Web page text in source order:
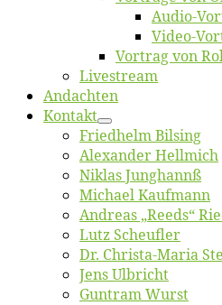
Au­dio-
Vi­deo-
Vor­trag von
Live­stream
An­dach­ten
Kon­takt
Fried­helm Bilsing
Alex­an­der Hellmich
Ni­klas Junghannß
Mi­cha­el Kaufmann
An­dre­as „Reeds“
Lutz Scheuf­ler
Dr. Chris­­ta-Ma­ria
Jens Ulb­richt
Gun­tram Wurst